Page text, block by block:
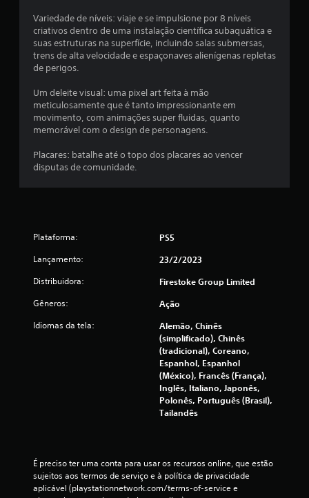
Variedade de níveis: viaje e se impulsione por 8 níveis
criativos dentro de uma instalação científica subaquática e
suas estruturas na superfície, incluindo salas submersas,
trens de alta velocidade e espaçonaves alienígenas repletas
de perigos.
Um deleite visual: uma pixel art feita à mão
meticulosamente que é tanto impressionante em
movimento, com animações super fluidas, quanto
memorável com o design de personagens.
Placares: batalhe até o topo dos placares ao vencer
disputas de comunidade.
Plataforma: PS5
Lançamento: 23/2/2023
Distribuidora: Firestoke Group Limited
Gêneros: Ação
Idiomas da tela:
Alemão, Chinês
(simplificado), Chinês
(tradicional), Coreano,
Espanhol, Espanhol
(México), Francês (França),
Inglês, Italiano, Japonês,
Polonês, Português (Brasil),
Tailandês
É preciso ter uma conta para usar os recursos online, que estão
sujeitos aos termos de serviço e à política de privacidade
aplicável (playstationnetwork.com/terms-of-service e